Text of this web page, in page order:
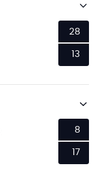
28
13
8
17